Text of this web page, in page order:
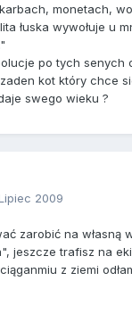
monetach,
łuska wywołuje u
po tych senych
kot który chce
swego wieku ?
2009
zarobić na własną
jeszcze trafisz na
z ziemi